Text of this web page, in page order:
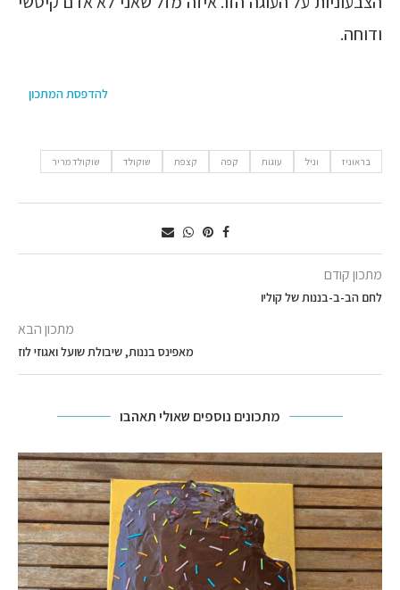
ודוחה.
להדפסת המתכון
בראוניז וניל עוגות קפה קצפת שוקולד שוקולד מריר
מתכון קודם
לחם הב-ב-בננות של קוליו
מתכון הבא
מאפינס בננות, שיבולת שועל ואגוזי לוז
מתכונים נוספים שאולי תאהבו